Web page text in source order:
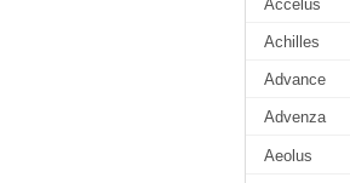
Accelus
Achilles
Advance
Advenza
Aeolus